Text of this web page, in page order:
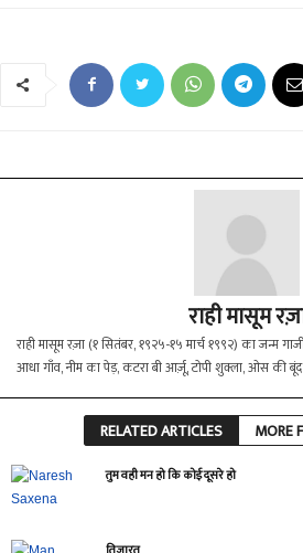
राही मासूम
राही मासूम रज़ा (१ सितंबर, १९२५-१५ मार्च १९९२) का जन्म
आधा गाँव, नीम का पेड़, कटरा बी आर्ज़ू, टोपी शुक्ला, ओस की
RELATED ARTICLES MORE
तुम वही मन हो कि कोई दूसरे हो